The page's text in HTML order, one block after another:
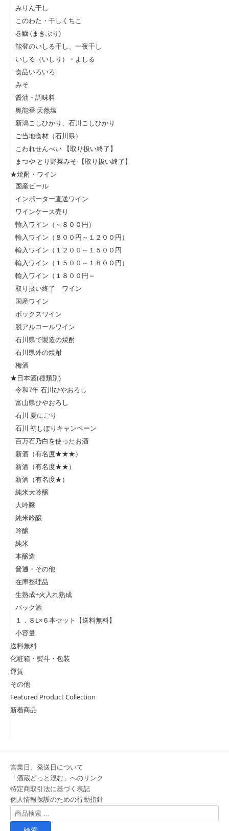
みりん干し
このわた・干しくちこ
巻鰤 (まきぶり)
能登のいしる干し、一夜干し
いしる（いしり）・よしる
食品いろいろ
みそ
醤油・調味料
奥能登 天然塩
新潟こしひかり、石川こしひかり
ご当地食材（石川県）
こわれせんべい 【取り扱い終了】
まつや とり野菜みそ 【取り扱い終了】
★焼酎・ワイン
国産ビール
インポーター直送ワイン
ワインケース売り
輸入ワイン（～８００円）
輸入ワイン（８００円～１２００円）
輸入ワイン（１２００～１５００円
輸入ワイン（１５００～１８００円）
輸入ワイン（１８００円～
取り扱い終了 ワイン
国産ワイン
ボックスワイン
脱アルコールワイン
石川県で製造の焼酎
石川県外の焼酎
梅酒
★日本酒(種類別)
令和7年 石川ひやおろし
富山県ひやおろし
石川 夏にごり
石川 初しぼりキャンペーン
百万石乃白を使ったお酒
新酒（有名度★★★）
新酒（有名度★★）
新酒（有名度★）
純米大吟醸
大吟醸
純米吟醸
吟醸
純米
本醸造
普通・その他
在庫整理品
生熟成+火入れ熟成
パック酒
１．８L×６本セット【送料無料】
小容量
送料無料
化粧箱・熨斗・包装
運賃
その他
Featured Product Collection
新着商品
営業日、発送日について
「酒蔵どっと混む」へのリンク
特定商取引法に基づく表記
個人情報保護のための行動指針
検
索